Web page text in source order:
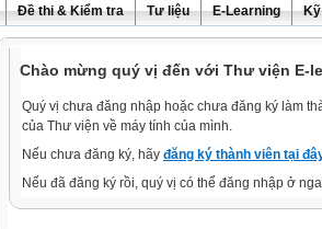
Đề thi & Kiểm tra Tư liệu E-Learning Kỹ
Chào mừng quý vị đến với Thư viện E-
Quý vị chưa đăng nhập hoặc chưa đăng ký làm
của Thư viện về máy tính của mình.
Nếu chưa đăng ký, hãy đăng ký thành viên tại
Nếu đã đăng ký rồi, quý vị có thể đăng nhập ở